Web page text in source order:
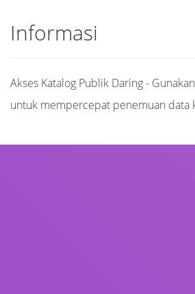
Informasi
Akses Katalog Publik Daring -
untuk mempercepat penemuan data